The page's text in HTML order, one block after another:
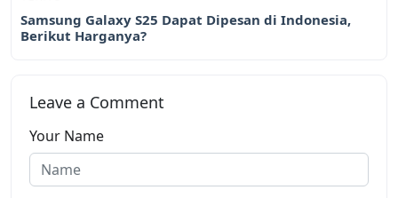
Samsung Galaxy S25 Dapat Dipesan di Indonesia,
Berikut Harganya?
Leave a Comment
Your Name